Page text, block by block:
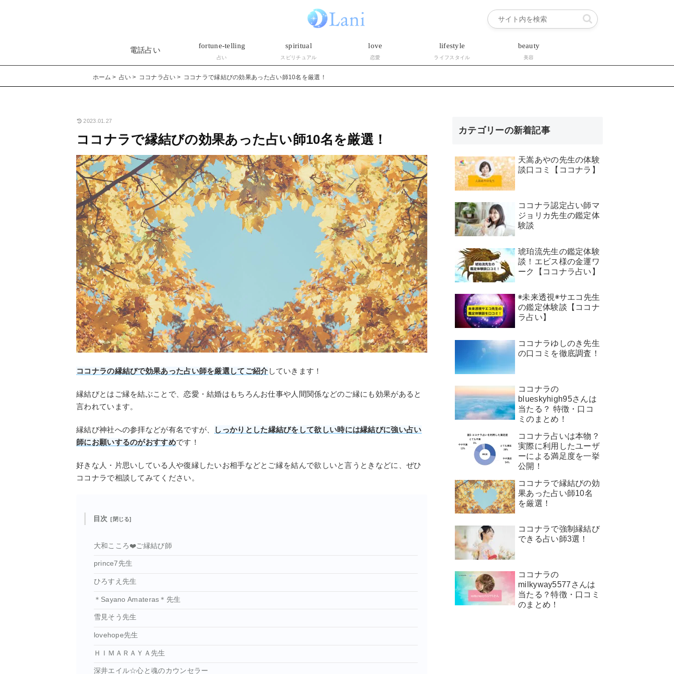
電話占い
fortune-telling
占い
spiritual
スピリチュアル
love
恋愛
lifestyle
ライフスタイル
beauty
美容
ホーム 占い ココナラ占い ココナラで縁結びの効果あった占い師10名を厳選！
2023.01.27
ココナラで縁結びの効果あった占い師10名を厳選！
ココナラの縁結びで効果あった占い師を厳選してご紹介 していきます！
縁結びとはご縁を結ぶことで、恋愛・結婚はもちろんお仕事や人間関係などのご縁にも効果があると
言われています。
縁結び神社への参拝などが有名ですが、
しっかりとした縁結びをして欲しい時には縁結びに強い占い
師にお願いするのがおすすめです！
好きな人・片思いしている人や復縁したいお相手などとご縁を結んで欲しいと言うときなどに、ぜひ
ココナラで相談してみてください。
目次
大和こころ❤️ご縁結び師
prince7先生
ひろすえ先生
＊Sayano Amateras＊先生
雪見そう先生
lovehope先生
ＨＩＭＡＲＡＹＡ先生
深井エイル☆心と魂のカウンセラー
カテゴリーの新着記事
天嵩あやの先生の体験
談口コミ【ココナラ】
ココナラ認定占い師マ
ジョリカ先生の鑑定体
験談
琥珀流先生の鑑定体験
談！エビス様の金運ワ
ーク【ココナラ占い】
◉未来透視◉サエコ先生
の鑑定体験談【ココナ
ラ占い】
ココナラゆしのき先生
の口コミを徹底調査！
ココナラの
blueskyhigh95さんは
当たる？ 特徴・口コ
ミのまとめ！
ココナラ占いは本物？
実際に利用したユーザ
ーによる満足度を一挙
公開！
ココナラで縁結びの効
果あった占い師10名
を厳選！
ココナラで強制縁結び
できる占い師3選！
ココナラの
milkyway5577さんは
当たる？特徴・口コミ
のまとめ！